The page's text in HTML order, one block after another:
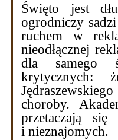
Święto jest
ogrodniczy
ruchem w
nieodłącznej
dla samego
krytycznych:
choroby.
przetaczają
i nieznajomych.